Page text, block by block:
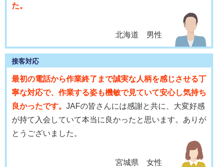
た。
北海道 男性
接客対応
最初の電話から作業終了まで誠実な人柄を感じさせる丁
寧な対応で、作業する姿も機敏で見ていて安心し気持ち
良かったです。 JAFの皆さんには感謝と共に、大変好感
が持て入会していて本当に良かったと思います。ありが
とうございました。
宮城県 女性